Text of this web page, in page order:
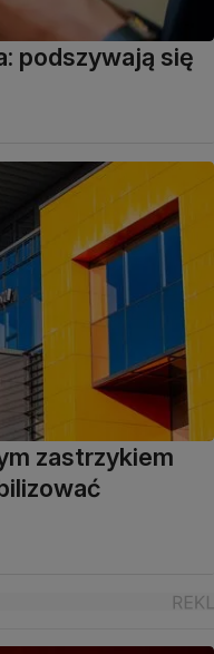
podszywają się
zastrzykiem